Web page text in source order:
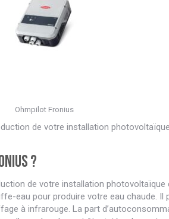
Ohmpilot Fronius
de votre installation
?
de votre installation photovoltaïque
eau pour produire votre eau chaude. Il
à infrarouge. La part